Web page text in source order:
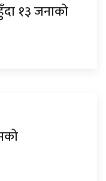
१३ जनाको